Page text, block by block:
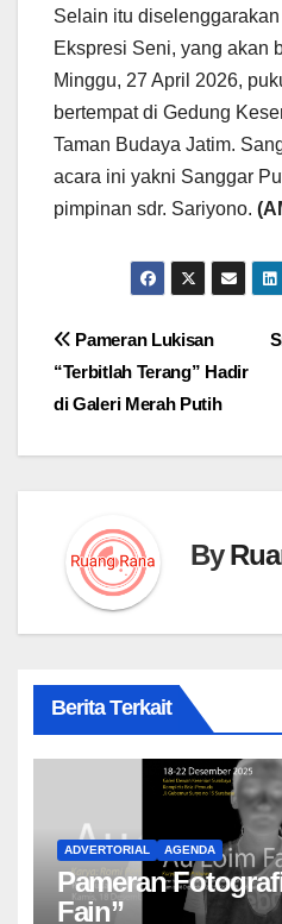
Selain itu
Ekspresi Seni, yang akan
Minggu, 27 April 2026,
bertempat di Gedung
Taman Budaya Jatim.
acara ini yakni Sanggar
pimpinan sdr. Sariyono.
Navigasi
pos
Pameran Lukisan
“Terbitlah Terang” Hadir
di Galeri Merah Putih
By
Berita Terkait
ADVERTORIAL AGENDA
Pameran
Fain”